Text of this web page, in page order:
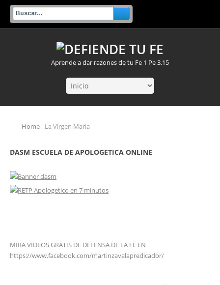
Aprende a dar razones de tu Fe 1 Pe 3,15
Home La Virgen Maria
DASM ESCUELA DE APOLOGETICA ONLINE
MIRA VIDEOS GRATIS DE DEFENSA DE LA FE EN
https://www.facebook.com/martinzavalapredicador/